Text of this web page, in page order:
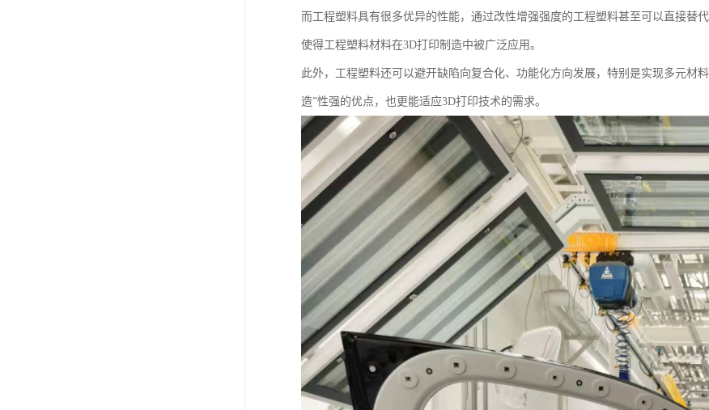
而工程塑料具有很多优异的性能，通过改性增强强度的工程塑料甚至可以直接替
使得工程塑料材料在3D打印制造中被广泛应用。
此外，工程塑料还可以避开缺陷向复合化、功能化方向发展，特别是实现多元材
造”性强的优点，也更能适应3D打印技术的需求。